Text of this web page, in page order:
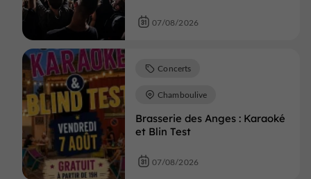
07/08/2026
Brasserie des Anges : Karaoké
et Blin Test
Concerts
Chamboulive
07/08/2026